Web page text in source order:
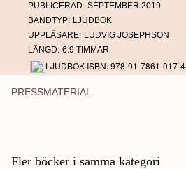
PUBLICERAD: SEPTEMBER 2019
BANDTYP: LJUDBOK
UPPLÄSARE: LUDVIG JOSEPHSON
LÄNGD: 6.9 TIMMAR
LJUDBOK ISBN: 978-91-7861-017-4
PRESSMATERIAL
Fler böcker i samma kategori